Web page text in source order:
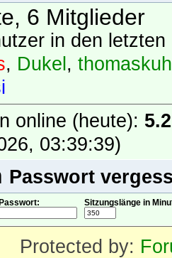
6 Mitglieder
in den letzten
, Dukel ,
online (heute):
03:39:39)
Passwort
Sitzungslänge in
Protected by: